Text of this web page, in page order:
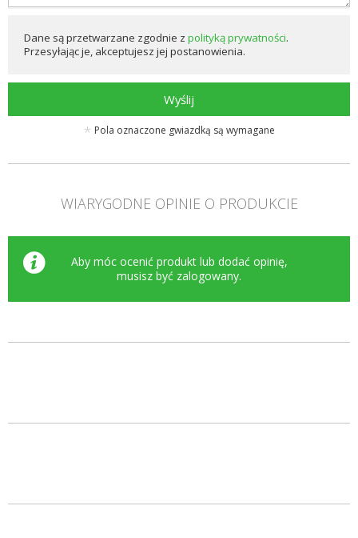
Dane są przetwarzane zgodnie z polityką prywatności.
Przesyłając je, akceptujesz jej postanowienia.
Wyślij
Pola oznaczone gwiazdką są wymagane
WIARYGODNE OPINIE O PRODUKCIE
Aby móc ocenić produkt lub dodać opinię,
musisz być zalogowany.